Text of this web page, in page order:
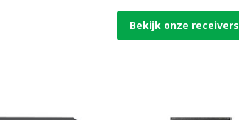
Bekijk onze receivers